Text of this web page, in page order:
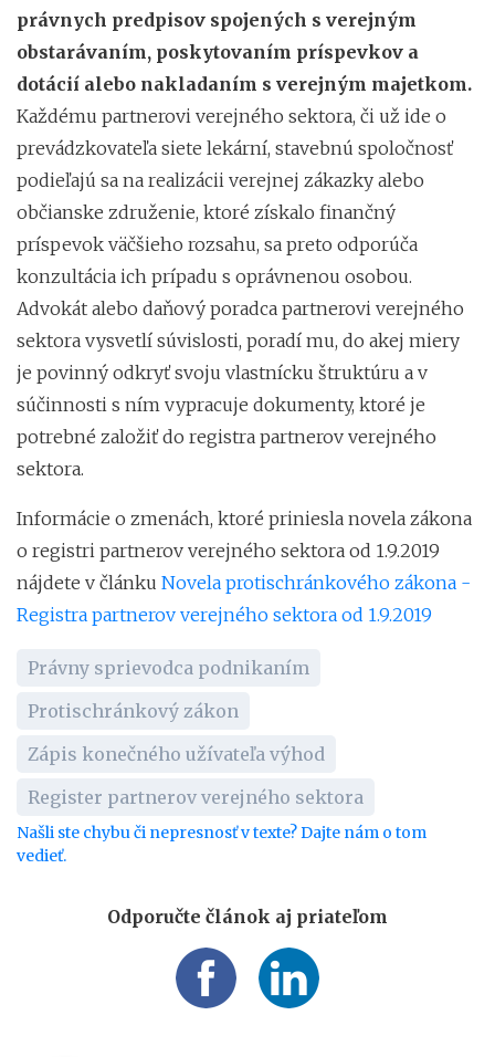
právnych predpisov spojených s verejným
obstarávaním, poskytovaním príspevkov a
dotácií alebo nakladaním s verejným majetkom.
Každému partnerovi verejného sektora, či už ide o
prevádzkovateľa siete lekární, stavebnú spoločnosť
podieľajú sa na realizácii verejnej zákazky alebo
občianske združenie, ktoré získalo finančný
príspevok väčšieho rozsahu, sa preto odporúča
konzultácia ich prípadu s oprávnenou osobou.
Advokát alebo daňový poradca partnerovi verejného
sektora vysvetlí súvislosti, poradí mu, do akej miery
je povinný odkryť svoju vlastnícku štruktúru a v
súčinnosti s ním vypracuje dokumenty, ktoré je
potrebné založiť do registra partnerov verejného
sektora.
Informácie o zmenách, ktoré priniesla novela zákona
o registri partnerov verejného sektora od 1.9.2019
nájdete v článku Novela protischránkového zákona -
Registra partnerov verejného sektora od 1.9.2019
Právny sprievodca podnikaním
Protischránkový zákon
Zápis konečného užívateľa výhod
Register partnerov verejného sektora
Našli ste chybu či nepresnosť v texte? Dajte nám o tom
vedieť.
Odporučte článok aj priateľom